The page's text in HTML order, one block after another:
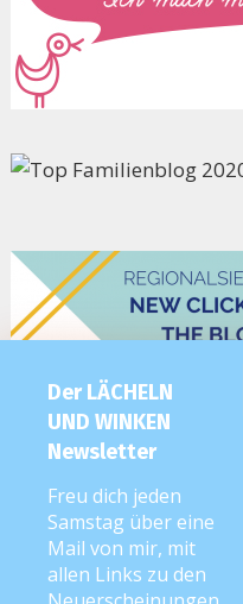
Der LÄCHELN
UND WINKEN
Newsletter
Freu dich jeden
Samstag über eine
Mail von mir, mit
allen Links zu den